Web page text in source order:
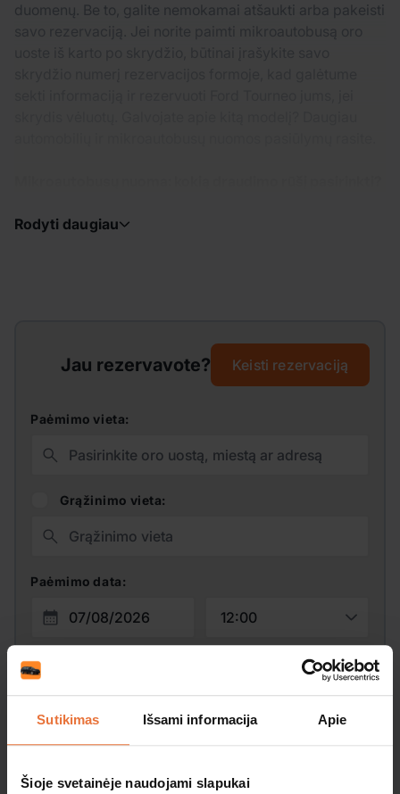
Sutikimas Išsami informacija Apie
Šioje svetainėje naudojami slapukai
duomenų. Be to, galite nemokamai atšaukti arba pakeisti
Rodyti daugiau
Jau rezervavote? Keisti rezervaciją
Paėmimo vieta:
Grąžinimo vieta:
Paėmimo data:
Grąžinimo data:
Amžius: